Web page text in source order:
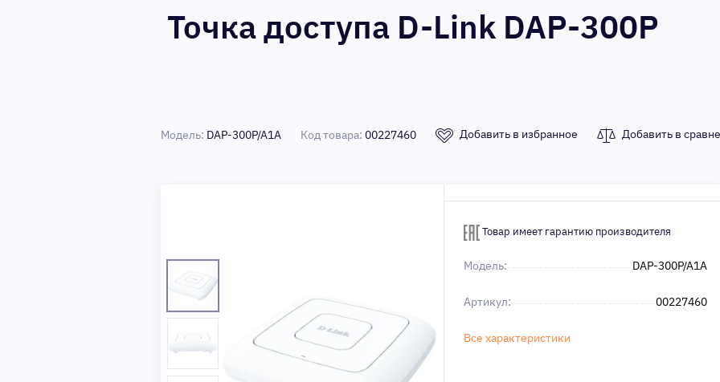
Точка доступа D-Link DAP-300P
Модель: DAP-300P/A1A Код товара: 00227460 Добавить в избранное Добавить в
Товар имеет гарантию производителя
Модель: DAP-300P/A1A
Артикул: 00227460
Все характеристики